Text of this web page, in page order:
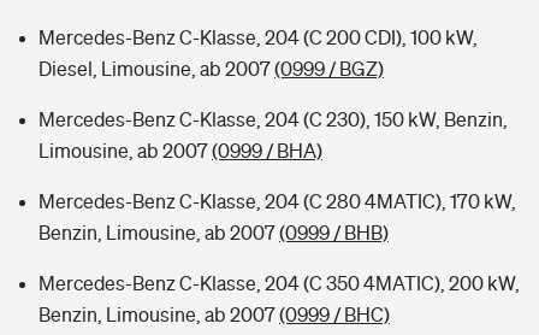
Mercedes-Benz C-Klasse, 204 (C 200 CDI), 100 kW,
Diesel, Limousine, ab 2007(0999 / BGZ)
Mercedes-Benz C-Klasse, 204 (C 230), 150 kW, Benzin,
Limousine, ab 2007(0999 / BHA)
Mercedes-Benz C-Klasse, 204 (C 280 4MATIC), 170 kW,
Benzin, Limousine, ab 2007(0999 / BHB)
Mercedes-Benz C-Klasse, 204 (C 350 4MATIC), 200 kW,
Benzin, Limousine, ab 2007(0999 / BHC)